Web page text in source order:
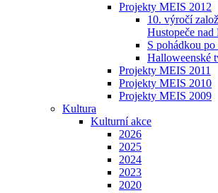
Projekty MEIS 2012
10. výročí
Hustopeče nad
S pohádkou
Halloweenské
Projekty MEIS 2011
Projekty MEIS 2010
Projekty MEIS 2009
Kultura
Kulturní akce
2026
2025
2024
2023
2020